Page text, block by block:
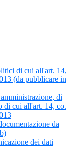
di cui all'art. 14,
(da pubblicare in
di
di cui all'art. 14, co.
da
dei dati